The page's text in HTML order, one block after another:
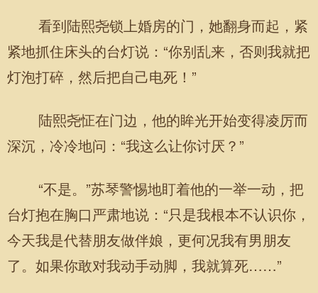
看到陆熙尧锁上婚房的门，她翻身而起，紧
紧地抓住床头的台灯说：“你别乱来，否则我就把
灯泡打碎，然后把自己电死！”
陆熙尧怔在门边，他的眸光开始变得凌厉而
深沉，冷冷地问：“我这么让你讨厌？”
“不是。”苏琴警惕地盯着他的一举一动，把
台灯抱在胸口严肃地说：“只是我根本不认识你，
今天我是代替朋友做伴娘，更何况我有男朋友
了。如果你敢对我动手动脚，我就算死……”